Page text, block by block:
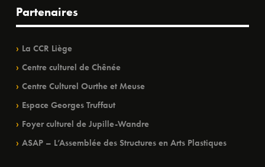
Partenaires
La CCR Liège
Centre culturel de Chênée
Centre Culturel Ourthe et Meuse
Espace Georges Truffaut
Foyer culturel de Jupille-Wandre
ASAP – L’Assemblée des Structures en Arts Plastiques